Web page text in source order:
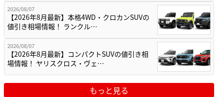
2026/08/07
【2026年8月最新】本格4WD・クロカンSUVの
値引き相場情報！ ランクル…
2026/08/07
【2026年8月最新】コンパクトSUVの値引き相
場情報！ ヤリスクロス・ヴェ…
もっと見る